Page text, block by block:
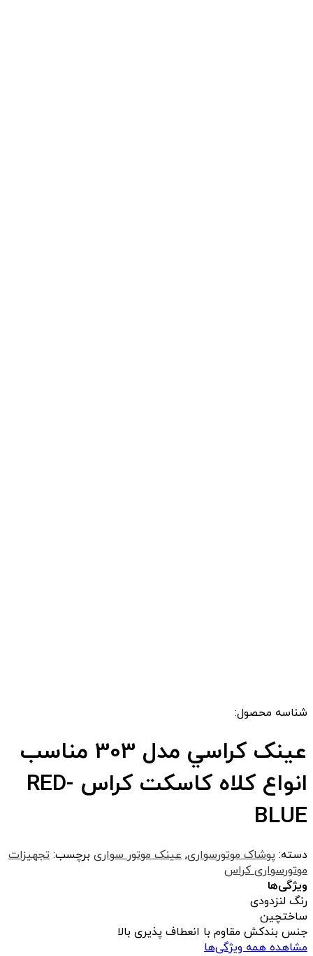
شناسه محصول:
عينک کراسي مدل 303 مناسب
انواع کلاه کاسکت کراس RED-
BLUE
دسته: پوشاک موتورسواری, عینک موتور سواری برچسب: تجهیزات
موتورسواری کراس
ویژگی‌ها
رنگ لنزدودی
ساختچین
جنس بندکش مقاوم با انعطاف پذیری بالا
مشاهده همه ویژگی‌ها